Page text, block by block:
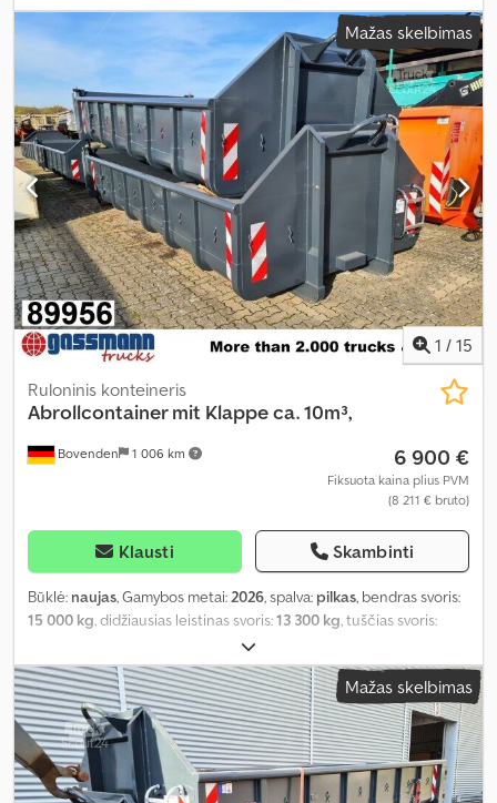
mm, krovimo vietos ilgis:5 500 mm, krovos erdvės aukštis:750
mm
kitas , vairuotojo kabina:kitas Mažas skelbimas
1 / 15
Bovenden 1 006 km
Ruloninis konteineris
Abrollcontainer mit Klappe ca. 10m³,
6 900 €
Fiksuota kaina plius PVM
(8 211 € bruto)
Klausti Skambinti
Būklė: naujas, Gamybos metai: 2026, spalva: pilkas, bendras svoris:
15 000 kg , didžiausias leistinas svoris:13 300 kg , tuščias svoris:
10 m³
mm, krovimo vietos ilgis:5 500 mm, krovos erdvės aukštis:750
mm, pavaros tipas:kitas, vairuotojo kabina:kitas Mažas skelbimas